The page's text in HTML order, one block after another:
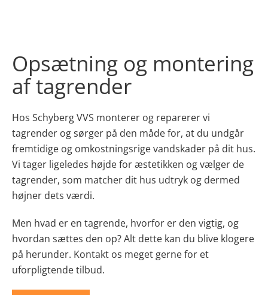
Opsætning og montering
af tagrender
Hos Schyberg VVS monterer og reparerer vi
tagrender og sørger på den måde for, at du undgår
fremtidige og omkostningsrige vandskader på dit hus.
Vi tager ligeledes højde for æstetikken og vælger de
tagrender, som matcher dit hus udtryk og dermed
højner dets værdi.
Men hvad er en tagrende, hvorfor er den vigtig, og
hvordan sættes den op? Alt dette kan du blive klogere
på herunder. Kontakt os meget gerne for et
uforpligtende tilbud.